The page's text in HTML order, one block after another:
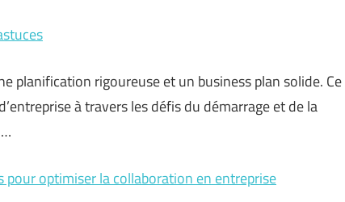
planification rigoureuse et un business plan solide. Ce
à travers les défis du démarrage et de la
optimiser la collaboration en entreprise